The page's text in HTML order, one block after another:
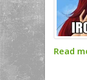
Read